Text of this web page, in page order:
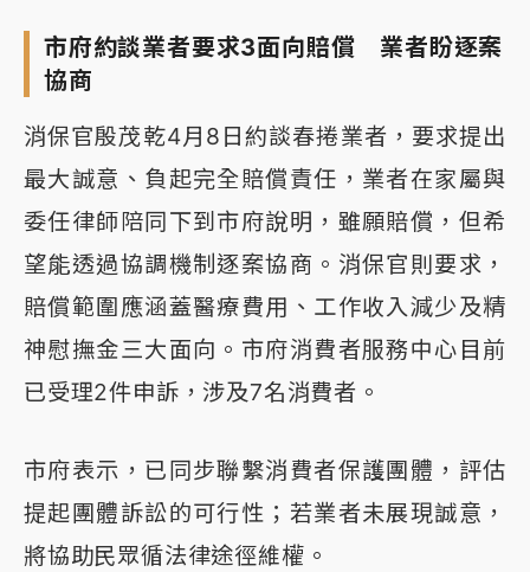
市府約談業者要求3面向賠償 業者盼逐案
協商
消保官殷茂乾4月8日約談春捲業者，要求提出
最大誠意、負起完全賠償責任，業者在家屬與
委任律師陪同下到市府說明，雖願賠償，但希
望能透過協調機制逐案協商。消保官則要求，
賠償範圍應涵蓋醫療費用、工作收入減少及精
神慰撫金三大面向。市府消費者服務中心目前
已受理2件申訴，涉及7名消費者。
市府表示，已同步聯繫消費者保護團體，評估
提起團體訴訟的可行性；若業者未展現誠意，
將協助民眾循法律途徑維權。